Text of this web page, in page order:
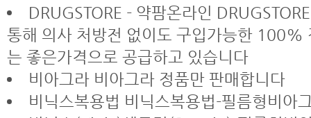
DRUGSTORE - 약팜온라인
통해 의사 처방전 없이도 구입가능한 100%
는 좋은가격으로 공급하고 있습니다
비아그라 비아그라 정품만 판매합니다
비닉스복용법 비닉스복용법-필름형비아